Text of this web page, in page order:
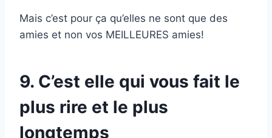
Mais c’est pour ça qu’elles ne sont que des
amies et non vos MEILLEURES amies!
9. C’est elle qui vous fait le
plus rire et le plus
longtemps